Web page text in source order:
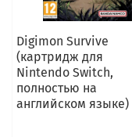
Digimon Survive
(картридж для
Nintendo Switch,
полностью на
английском языке)